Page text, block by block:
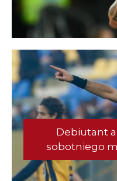
Debiutant
sobotniego